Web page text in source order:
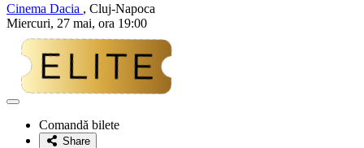
Cinema Dacia , Cluj-Napoca
Miercuri, 27 mai, ora 19:00
Adaugă
favoriteComandă bilete
Share